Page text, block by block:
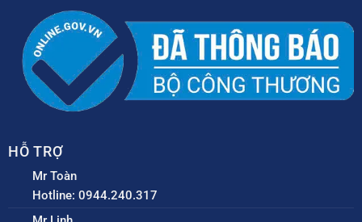
HỖ TRỢ
Mr Toàn
Hotline: 0944.240.317